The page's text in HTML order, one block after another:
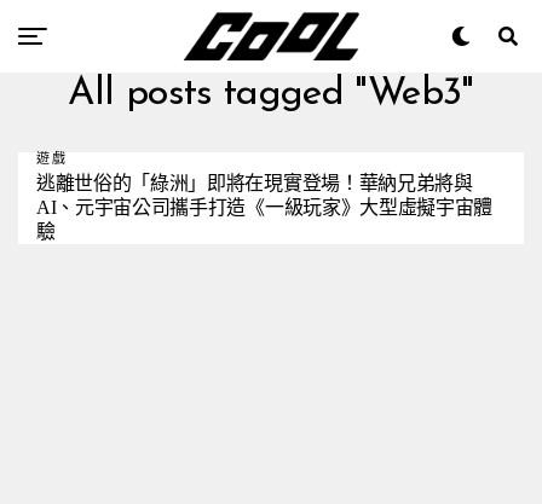
All posts tagged "Web3"
遊戲
逃離世俗的「綠洲」即將在現實登場！華納兄弟將與
AI、元宇宙公司攜手打造《一級玩家》大型虛擬宇宙體
驗